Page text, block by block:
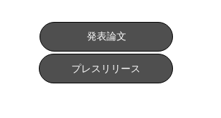
発表論文
プレスリリース